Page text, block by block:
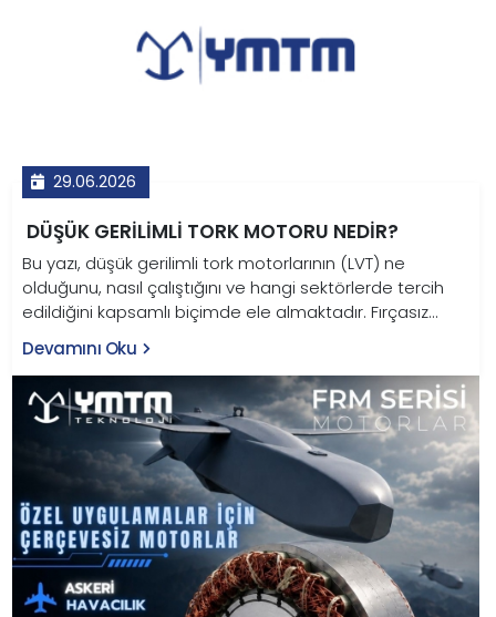
29.06.2026
DÜŞÜK GERILIMLI TORK MOTORU NEDIR?
Bu yazı, düşük gerilimli tork motorlarının (LVT) ne
olduğunu, nasıl çalıştığını ve hangi sektörlerde tercih
edildiğini kapsamlı biçimde ele almaktadır. Fırçasız
sürekli mıknatıslı senkron motor mimarisine sahip LVT
motorlar; 12V–48V arasında çalışarak redüktöre ihtiyaç
duymadan yüksek moment üretir. Savunma sanayi,
endüstriyel robotik, tarım makineleri, elektrikli taşıtlar ve
medikal ekipman başta olmak üzere pek çok kritik
alanda kullanılan bu motorlar; dişli boşluğu olmaması,
sessiz çalışma, düşük bakım maliyeti ve uzun ömür gibi
avantajlarıyla geleneksel motor-redüktör
kombinasyonlarına üstün gelir. YMTM Teknoloji'nin yerli
tasarım ve üretim anlayışıyla geliştirdiği LVT serisi
motorlar, Türkiye'nin kritik teknoloji ihtiyaçlarına
rekabetçi çözümler sunmaktadır.
Devamını Oku